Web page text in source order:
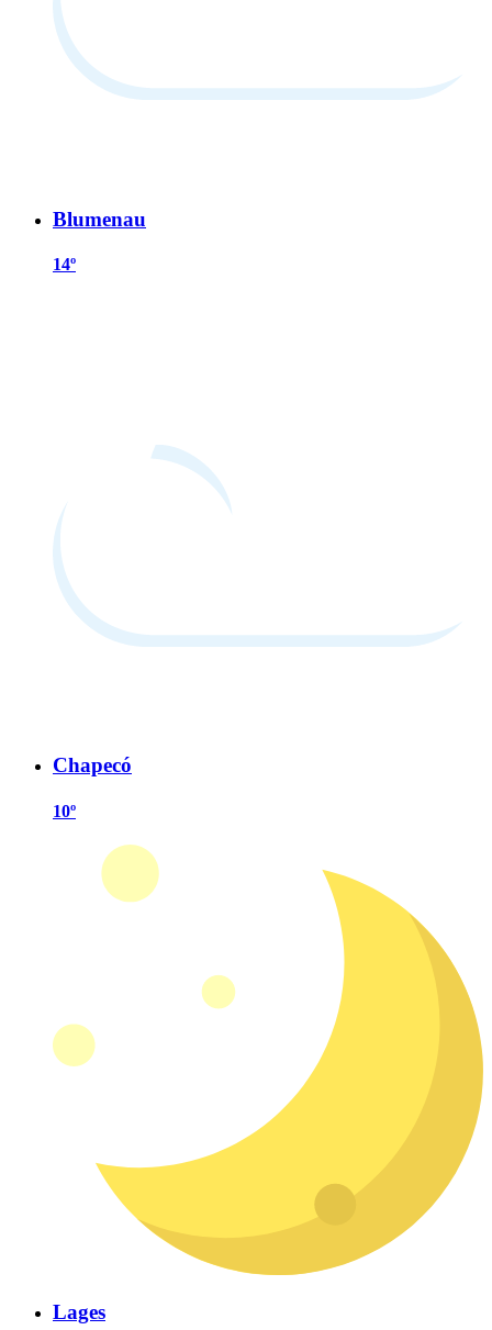
Blumenau
14º
Chapecó
10º
Lages